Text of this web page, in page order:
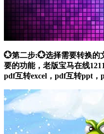
💮第二步:💮选择需要转换的
要的功能，老版宝马在线
pdf互转excel，pdf互转ppt，